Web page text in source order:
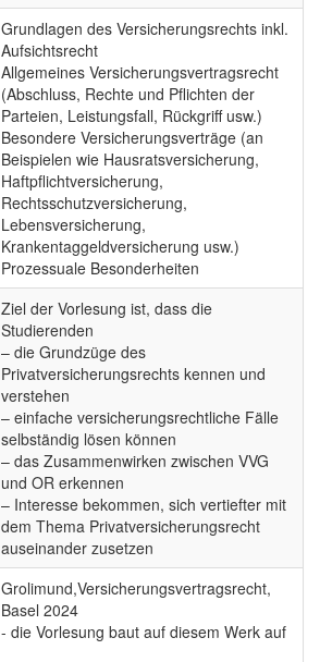
Grundlagen des Versicherungsrechts inkl.
Aufsichtsrecht
Allgemeines Versicherungsvertragsrecht
(Abschluss, Rechte und Pflichten der
Parteien, Leistungsfall, Rückgriff usw.)
Besondere Versicherungsverträge (an
Beispielen wie Hausratsversicherung,
Haftpflichtversicherung,
Rechtsschutzversicherung,
Lebensversicherung,
Krankentaggeldversicherung usw.)
Prozessuale Besonderheiten
Ziel der Vorlesung ist, dass die
Studierenden
– die Grundzüge des
Privatversicherungsrechts kennen und
verstehen
– einfache versicherungsrechtliche Fälle
selbständig lösen können
– das Zusammenwirken zwischen VVG
und OR erkennen
– Interesse bekommen, sich vertiefter mit
dem Thema Privatversicherungsrecht
auseinander zusetzen
Grolimund,Versicherungsvertragsrecht,
Basel 2024
- die Vorlesung baut auf diesem Werk auf